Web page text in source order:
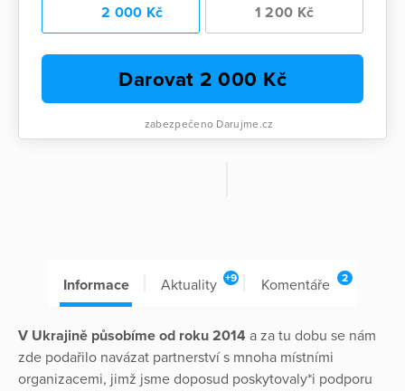
2 000 Kč 1 200 Kč
Darovat 2 000 Kč
zabezpečeno Darujme.cz
Informace Aktuality +9 Komentáře 2
V Ukrajině působíme od roku 2014 a za tu dobu se nám
zde podařilo navázat partnerství s mnoha místními
organizacemi, jimž jsme doposud poskytovaly*i podporu